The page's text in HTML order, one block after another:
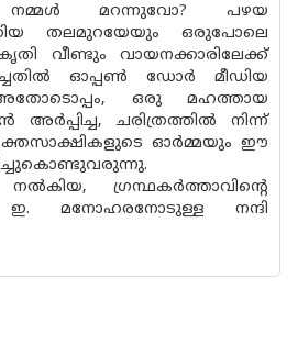
നമ്മൾ മറന്നുവോ? പഴയ
തലമുറയേയും ഒരുപോലെ
വീണ്ടും വായനക്കാരിലേക്ക്
ഓപ്പൺ ഡോർ മീഡിയ
അതോടൊപ്പം, ഒരു മഹത്തായ
അർപ്പിച്ച, ചരിത്രത്തിൽ നിന്ന്
ഓർമ്മയും ഈ
ഗ്രന്ഥകർത്താവിൻ്റെ
മനോഹരനോടുള്ള നന്ദി